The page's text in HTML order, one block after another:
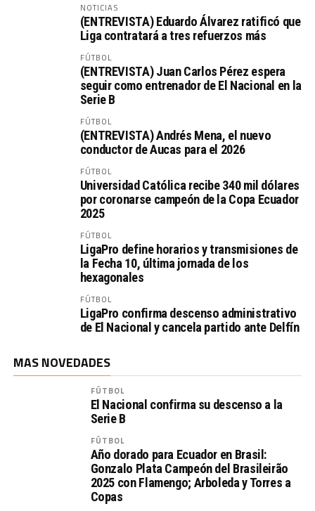
NOTICIAS
(ENTREVISTA) Eduardo Álvarez ratificó que
Liga contratará a tres refuerzos más
FÚTBOL
(ENTREVISTA) Juan Carlos Pérez espera
seguir como entrenador de El Nacional en la
Serie B
FÚTBOL
(ENTREVISTA) Andrés Mena, el nuevo
conductor de Aucas para el 2026
FÚTBOL
Universidad Católica recibe 340 mil dólares
por coronarse campeón de la Copa Ecuador
2025
FÚTBOL
LigaPro define horarios y transmisiones de
la Fecha 10, última jornada de los
hexagonales
FÚTBOL
LigaPro confirma descenso administrativo
de El Nacional y cancela partido ante Delfín
MAS NOVEDADES
FÚTBOL
El Nacional confirma su descenso a la
Serie B
FÚTBOL
Año dorado para Ecuador en Brasil:
Gonzalo Plata Campeón del Brasileirão
2025 con Flamengo; Arboleda y Torres a
Copas